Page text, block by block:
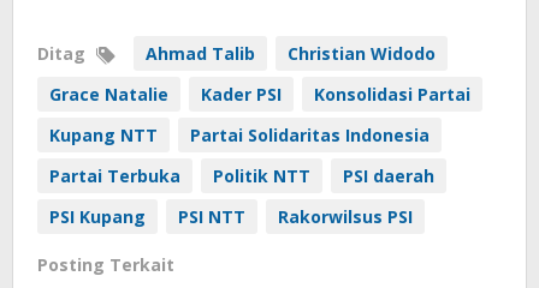
Ditag Ahmad Talib
Christian Widodo
Grace Natalie
Kader PSI
Konsolidasi Partai
Kupang NTT
Partai Solidaritas Indonesia
Partai Terbuka
Politik NTT
PSI daerah
PSI Kupang
PSI NTT Rakorwilsus PSI
Posting Terkait